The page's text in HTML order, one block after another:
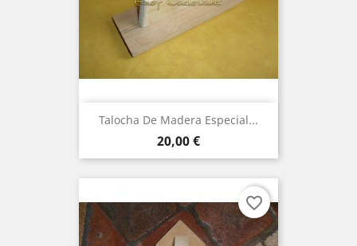
Talocha De Madera Especial...
Precio
20,00 €
favorite_border